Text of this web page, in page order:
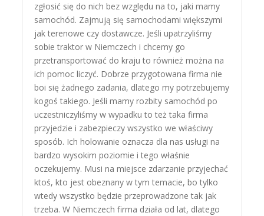
zgłosić się do nich bez względu na to, jaki mamy
samochód. Zajmują się samochodami większymi
jak terenowe czy dostawcze. Jeśli upatrzyliśmy
sobie traktor w Niemczech i chcemy go
przetransportować do kraju to również można na
ich pomoc liczyć. Dobrze przygotowana firma nie
boi się żadnego zadania, dlatego my potrzebujemy
kogoś takiego. Jeśli mamy rozbity samochód po
uczestniczyliśmy w wypadku to też taka firma
przyjedzie i zabezpieczy wszystko we właściwy
sposób. Ich holowanie oznacza dla nas usługi na
bardzo wysokim poziomie i tego właśnie
oczekujemy. Musi na miejsce zdarzanie przyjechać
ktoś, kto jest obeznany w tym temacie, bo tylko
wtedy wszystko będzie przeprowadzone tak jak
trzeba. W Niemczech firma działa od lat, dlatego